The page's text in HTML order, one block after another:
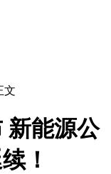
文
新能源公
！